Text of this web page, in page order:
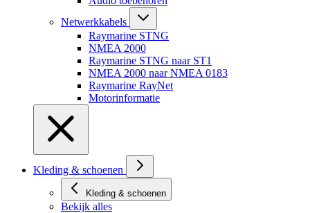
Netwerkkabels
Raymarine STNG
NMEA 2000
Raymarine STNG naar ST1
NMEA 2000 naar NMEA 0183
Raymarine RayNet
Motorinformatie
Kleding & schoenen
Kleding & schoenen
Bekijk alles